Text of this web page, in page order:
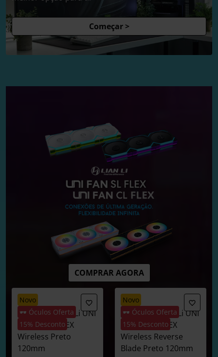
Começar >
novo
🕶️ Óculos Oferta
15% Desconto
Ventoinha Lian Li UNI
FAN SL120 FLEX
Wireless Preto
120mm
novo
🕶️ Óculos Oferta
15% Desconto
Ventoinha Lian Li UNI
FAN SL120 FLEX
Wireless Reverse
Blade Preto 120mm
COMPRAR AGORA